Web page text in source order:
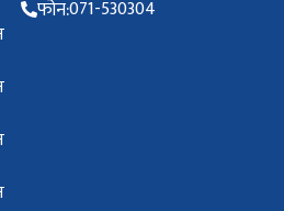
फोन:071-530304